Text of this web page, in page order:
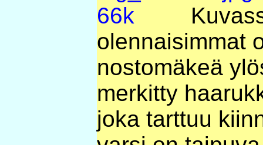
olennaisimmat
nostomäkeä
merkitty
joka tarttuu